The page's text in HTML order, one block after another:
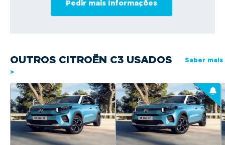
OUTROS CITROËN C3 USADOS
Saber mais
>